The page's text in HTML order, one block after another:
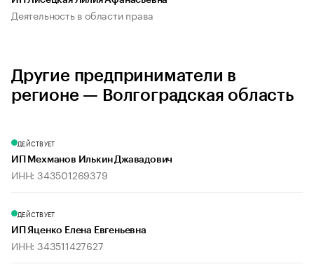
Деятельность в области права
Другие предприниматели в
регионе — Волгоградская область
ДЕЙСТВУЕТ
ИП Мехманов Илькин Джавадович
ИНН: 343501269379
ДЕЙСТВУЕТ
ИП Яценко Елена Евгеньевна
ИНН: 343511427627